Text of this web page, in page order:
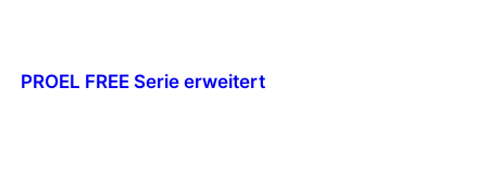
PROEL FREE Serie erweitert